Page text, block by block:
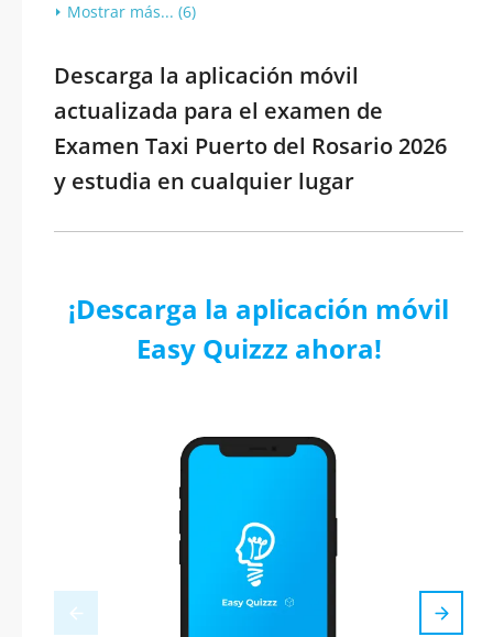
Mostrar más... (6)
Descarga la aplicación móvil
actualizada para el examen de
Examen Taxi Puerto del Rosario 2026
y estudia en cualquier lugar
¡Descarga la aplicación móvil
Easy Quizzz ahora!